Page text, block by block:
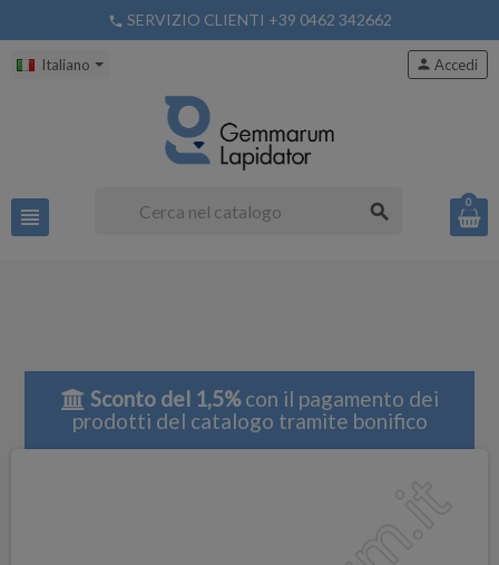
phone SERVIZIO CLIENTI +39 0462 342662
Italiano
view_headline search
person Accedi
0
Sconto del 1,5%con il pagamento dei
prodotti del catalogo tramite bonifico